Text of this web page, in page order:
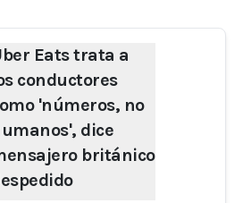
Eats trata a
conductores
'números, no
dice
británico